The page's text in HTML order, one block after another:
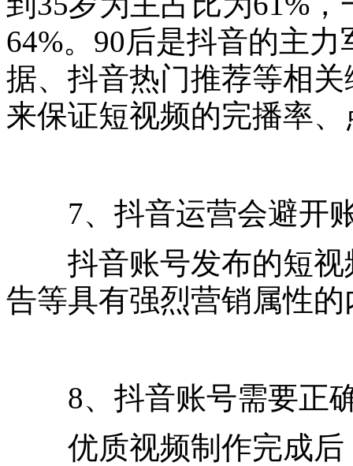
64%。90后是抖音的主
据、抖音热门推荐等相
来保证短视频的完播率
7、抖音运营会避开
抖音账号发布的短视
告等具有强烈营销属性
8、抖音账号需要正确
优质视频制作完成后